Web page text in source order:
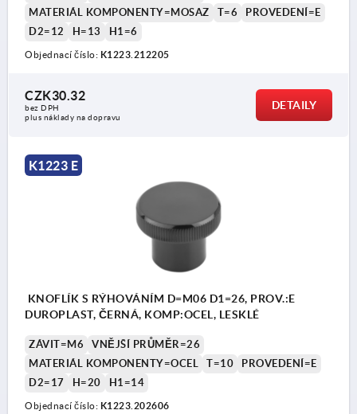
MATERIÁL KOMPONENTY=MOSAZ
T=6
PROVEDENÍ=E
D2=12
H=13 H1=6
Objednací číslo: K1223.212205
CZK30.32
bez DPH
plus náklady na dopravu
DETAILY
K1223 E
KNOFLÍK S RÝHOVÁNÍM D=M06 D1=26, PROV.:E
DUROPLAST, ČERNÁ, KOMP:OCEL, LESKLÉ
ZÁVIT=M6
VNĚJŠÍ PRŮMĚR=26
MATERIÁL KOMPONENTY=OCEL
T=10
PROVEDENÍ=E
D2=17
H=20 H1=14
Objednací číslo: K1223.202606